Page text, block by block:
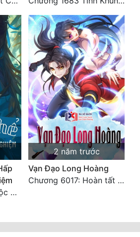
Chương 1329: Ma Tộc đại công chúa Thương Nguyệt
2 năm trước
Vạn Đạo Long Hoàng
Chương 6017: Hoàn tất cảm nghĩ của tác giả